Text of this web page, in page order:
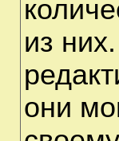
из
они